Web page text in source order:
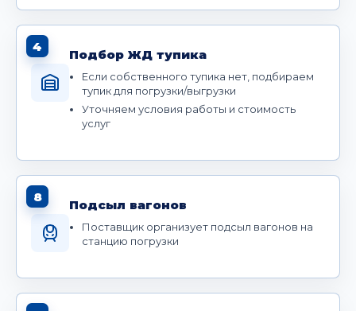
4
Подбор ЖД тупика
Если собственного тупика нет, подбираем
тупик для погрузки/выгрузки
Уточняем условия работы и стоимость
услуг
8
Подсыл вагонов
Поставщик организует подсыл вагонов на
станцию погрузки